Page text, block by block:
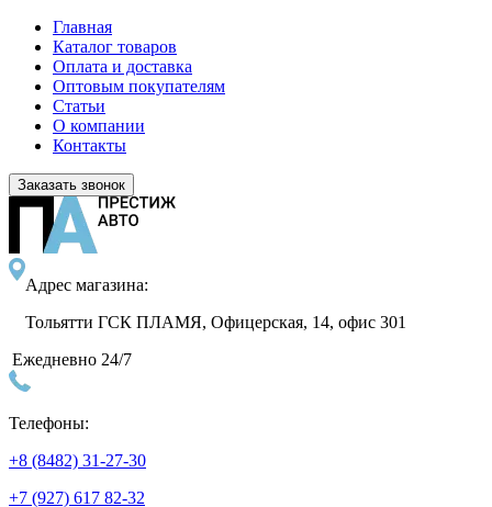
Главная
Каталог товаров
Оплата и доставка
Оптовым покупателям
Статьи
О компании
Контакты
Заказать звонок
Адрес магазина:
Тольятти ГСК ПЛАМЯ, Офицерская, 14, офис 301
Ежедневно 24/7
Телефоны:
+8 (8482) 31-27-30
+7 (927) 617 82-32